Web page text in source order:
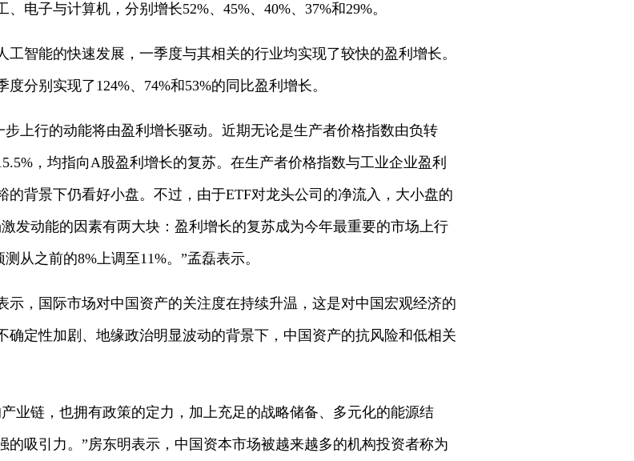
电子与计算机，分别增长52%、45%、40%、37%和29%。
智能的快速发展，一季度与其相关的行业均实现了较快的盈利增长。
分别实现了124%、74%和53%的同比盈利增长。
上行的动能将由盈利增长驱动。近期无论是生产者价格指数由负转
，均指向A股盈利增长的复苏。在生产者价格指数与工业企业盈利
的背景下仍看好小盘。不过，由于ETF对龙头公司的净流入，大小盘的
发动能的因素有两大块：盈利增长的复苏成为今年最重要的市场上行
从之前的8%上调至11%。”孟磊表示。
示，国际市场对中国资产的关注度在持续升温，这是对中国宏观经济的
确定性加剧、地缘政治明显波动的背景下，中国资产的抗风险和低相关
业链，也拥有政策的定力，加上充足的战略储备、多元化的能源结
吸引力。”房东明表示，中国资本市场被越来越多的机构投资者称为